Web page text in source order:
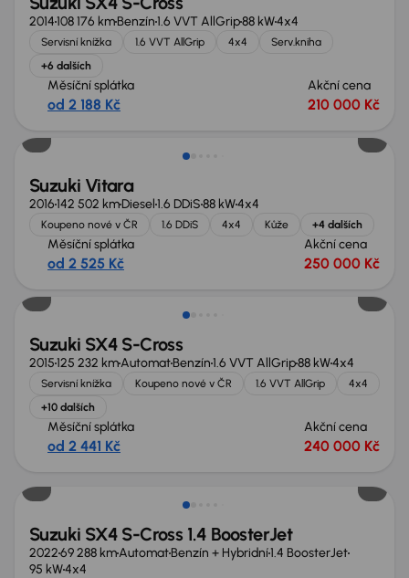
2014108 176 kmBenzín1.6 VVT AllGrip88 kW4x4
Servisní knížka 1.6 VVT AllGrip 4x4
Serv.kniha
+6 dalších
Měsíční splátka
od 2 188 Kč
Akční cena
210 000 Kč
Suzuki Vitara
2016142 502 kmDiesel1.6 DDiS88 kW4x4
Koupeno nové v ČR 1.6 DDiS 4x4 Kůže +4 dalších
Měsíční splátka
od 2 525 Kč
Akční cena
250 000 Kč
Suzuki SX4 S-Cross
2015125 232 kmAutomatBenzín1.6 VVT AllGrip88 kW4x4
Servisní knížka Koupeno nové v ČR 1.6 VVT AllGrip
4x4
+10 dalších
Měsíční splátka
od 2 441 Kč
Akční cena
240 000 Kč
Suzuki SX4 S-Cross 1.4 BoosterJet
202269 288 kmAutomatBenzín + Hybridní1.4 BoosterJet
95 kW4x4